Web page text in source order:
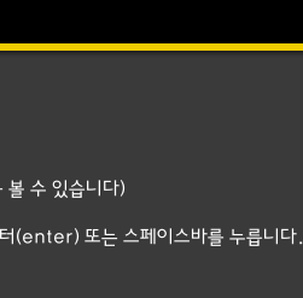
수 있습니다)
또는 스페이스바를 누릅니다.